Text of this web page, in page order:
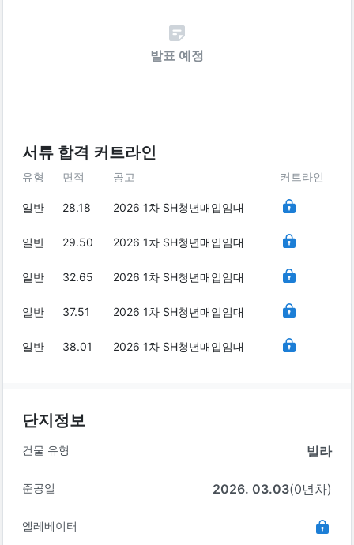
발표 예정
서류 합격 커트라인
유형 면적 공고 커트라인
일반 28.18 2026 1차 SH청년매입임대
일반 29.50 2026 1차 SH청년매입임대
일반 32.65 2026 1차 SH청년매입임대
일반 37.51 2026 1차 SH청년매입임대
일반 38.01 2026 1차 SH청년매입임대
단지정보
건물 유형 빌라
준공일 2026. 03.03(0년차)
엘레베이터